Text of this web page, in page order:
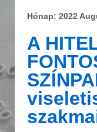
Hónap: 2022
A